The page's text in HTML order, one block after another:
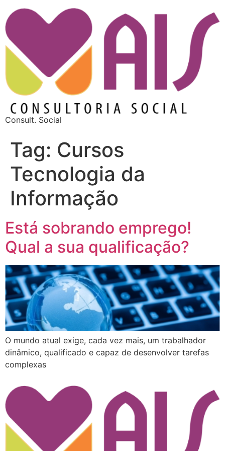
Consult. Social
Tag: Cursos
Tecnologia da
Informação
Está sobrando emprego!
Qual a sua qualificação?
O mundo atual exige, cada vez mais, um trabalhador
dinâmico, qualificado e capaz de desenvolver tarefas
complexas